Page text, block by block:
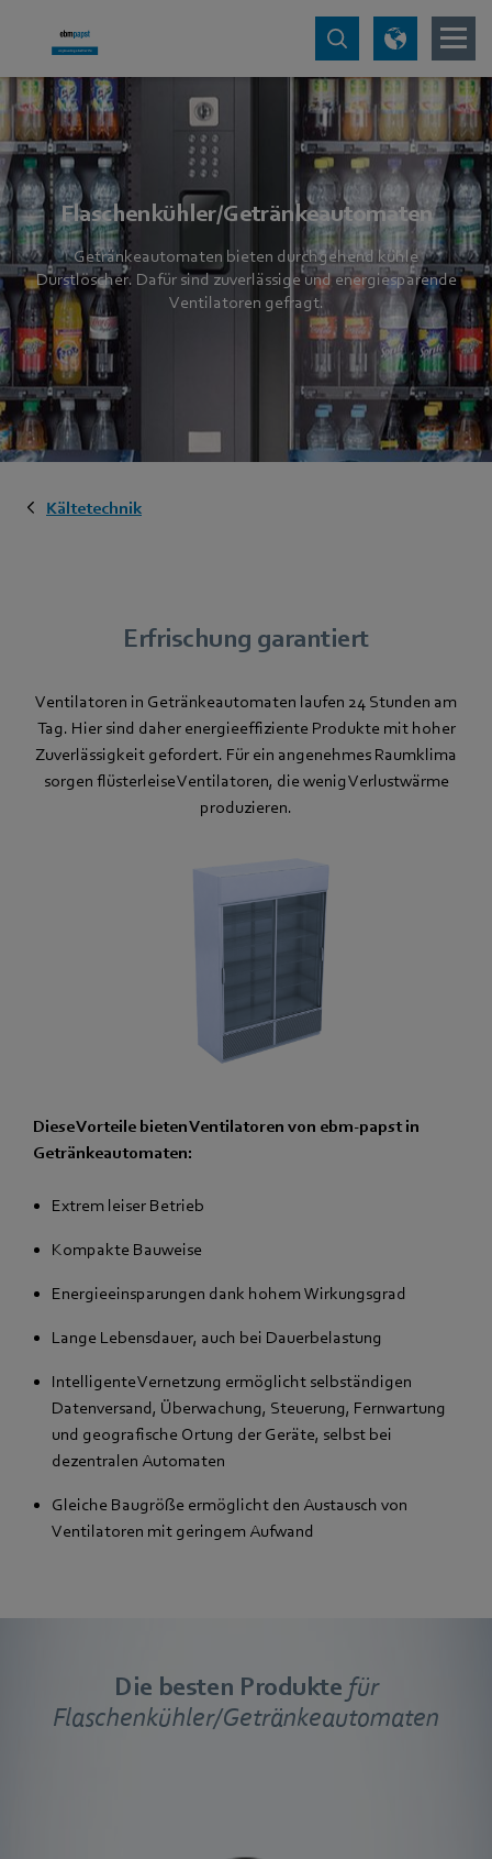
Flaschenkühler/Getränkeautomaten
Getränkeautomaten bieten durchgehend kühle
Durstlöscher. Dafür sind zuverlässige und energiesparende
Ventilatoren gefragt.
Kältetechnik
Erfrischung garantiert
Ventilatoren in Getränkeautomaten laufen 24 Stunden am
Tag. Hier sind daher energieeffiziente Produkte mit hoher
Zuverlässigkeit gefordert. Für ein angenehmes Raumklima
sorgen flüsterleise Ventilatoren, die wenig Verlustwärme
produzieren.
Diese Vorteile bieten Ventilatoren von ebm-papst in
Getränkeautomaten:
Extrem leiser Betrieb
Kompakte Bauweise
Energieeinsparungen dank hohem Wirkungsgrad
Lange Lebensdauer, auch bei Dauerbelastung
Intelligente Vernetzung ermöglicht selbständigen
Datenversand, Überwachung, Steuerung, Fernwartung
und geografische Ortung der Geräte, selbst bei
dezentralen Automaten
Gleiche Baugröße ermöglicht den Austausch von
Ventilatoren mit geringem Aufwand
Die besten Produkte für
Flaschenkühler/Getränkeautomaten